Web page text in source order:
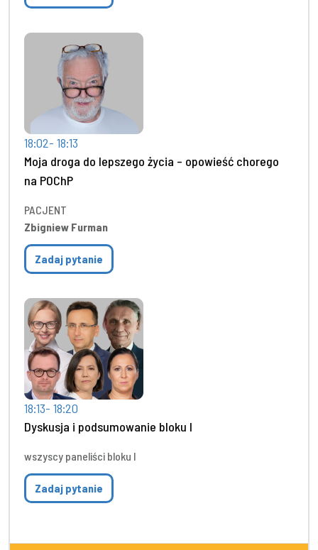
18:02- 18:13
Moja droga do lepszego życia – opowieść chorego
na POChP
PACJENT
Zbigniew Furman
Zadaj pytanie
18:13- 18:20
Dyskusja i podsumowanie bloku I
wszyscy paneliści bloku I
Zadaj pytanie